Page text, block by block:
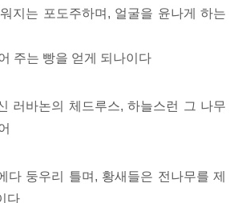
지는 포도주하며, 얼굴을 윤나게 하는
주는 빵을 얻게 되나이다
러바논의 체드루스, 하늘스런 그 나무
다 둥우리 틀며, 황새들은 전나무를 제
다